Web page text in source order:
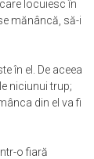
locuiesc în
mănâncă, să-i
în el. De aceea
niciunui trup;
din el va fi
o fiară